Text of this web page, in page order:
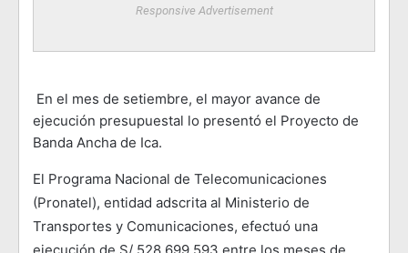
Responsive Advertisement
En el mes de setiembre, el mayor avance de
ejecución presupuestal lo presentó el Proyecto de
Banda Ancha de Ica.
El Programa Nacional de Telecomunicaciones
(Pronatel), entidad adscrita al Ministerio de
Transportes y Comunicaciones, efectuó una